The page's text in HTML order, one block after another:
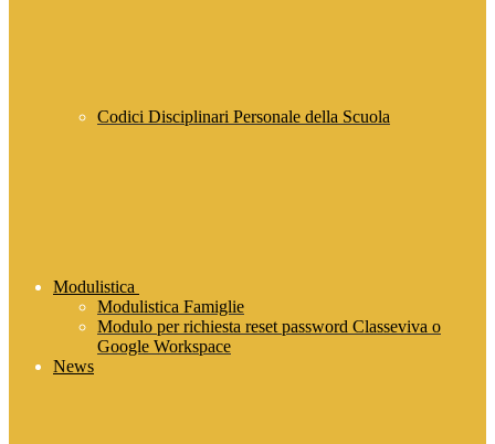
Codici Disciplinari Personale della Scuola
Modulistica
Modulistica Famiglie
Modulo per richiesta reset password Classeviva o
Google Workspace
News